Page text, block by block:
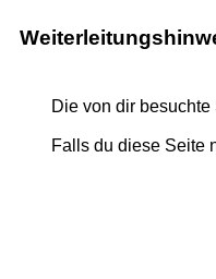
Die von dir
Falls du diese Seite